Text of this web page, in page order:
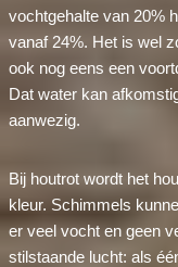
vochtgehalte van 20%
vanaf 24%. Het is wel
ook nog eens een
Dat water kan
aanwezig.
Bij houtrot wordt het
kleur. Schimmels
er veel vocht en geen
stilstaande lucht: als